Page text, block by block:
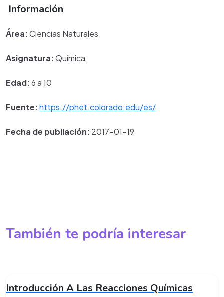
Información
Área:Ciencias Naturales
Asignatura:Química
Edad:6 a 10
Fuente:https://phet.colorado.edu/es/
Fecha de publiación: 2017-01-19
También te podría interesar
Introducción A Las Reacciones Químicas